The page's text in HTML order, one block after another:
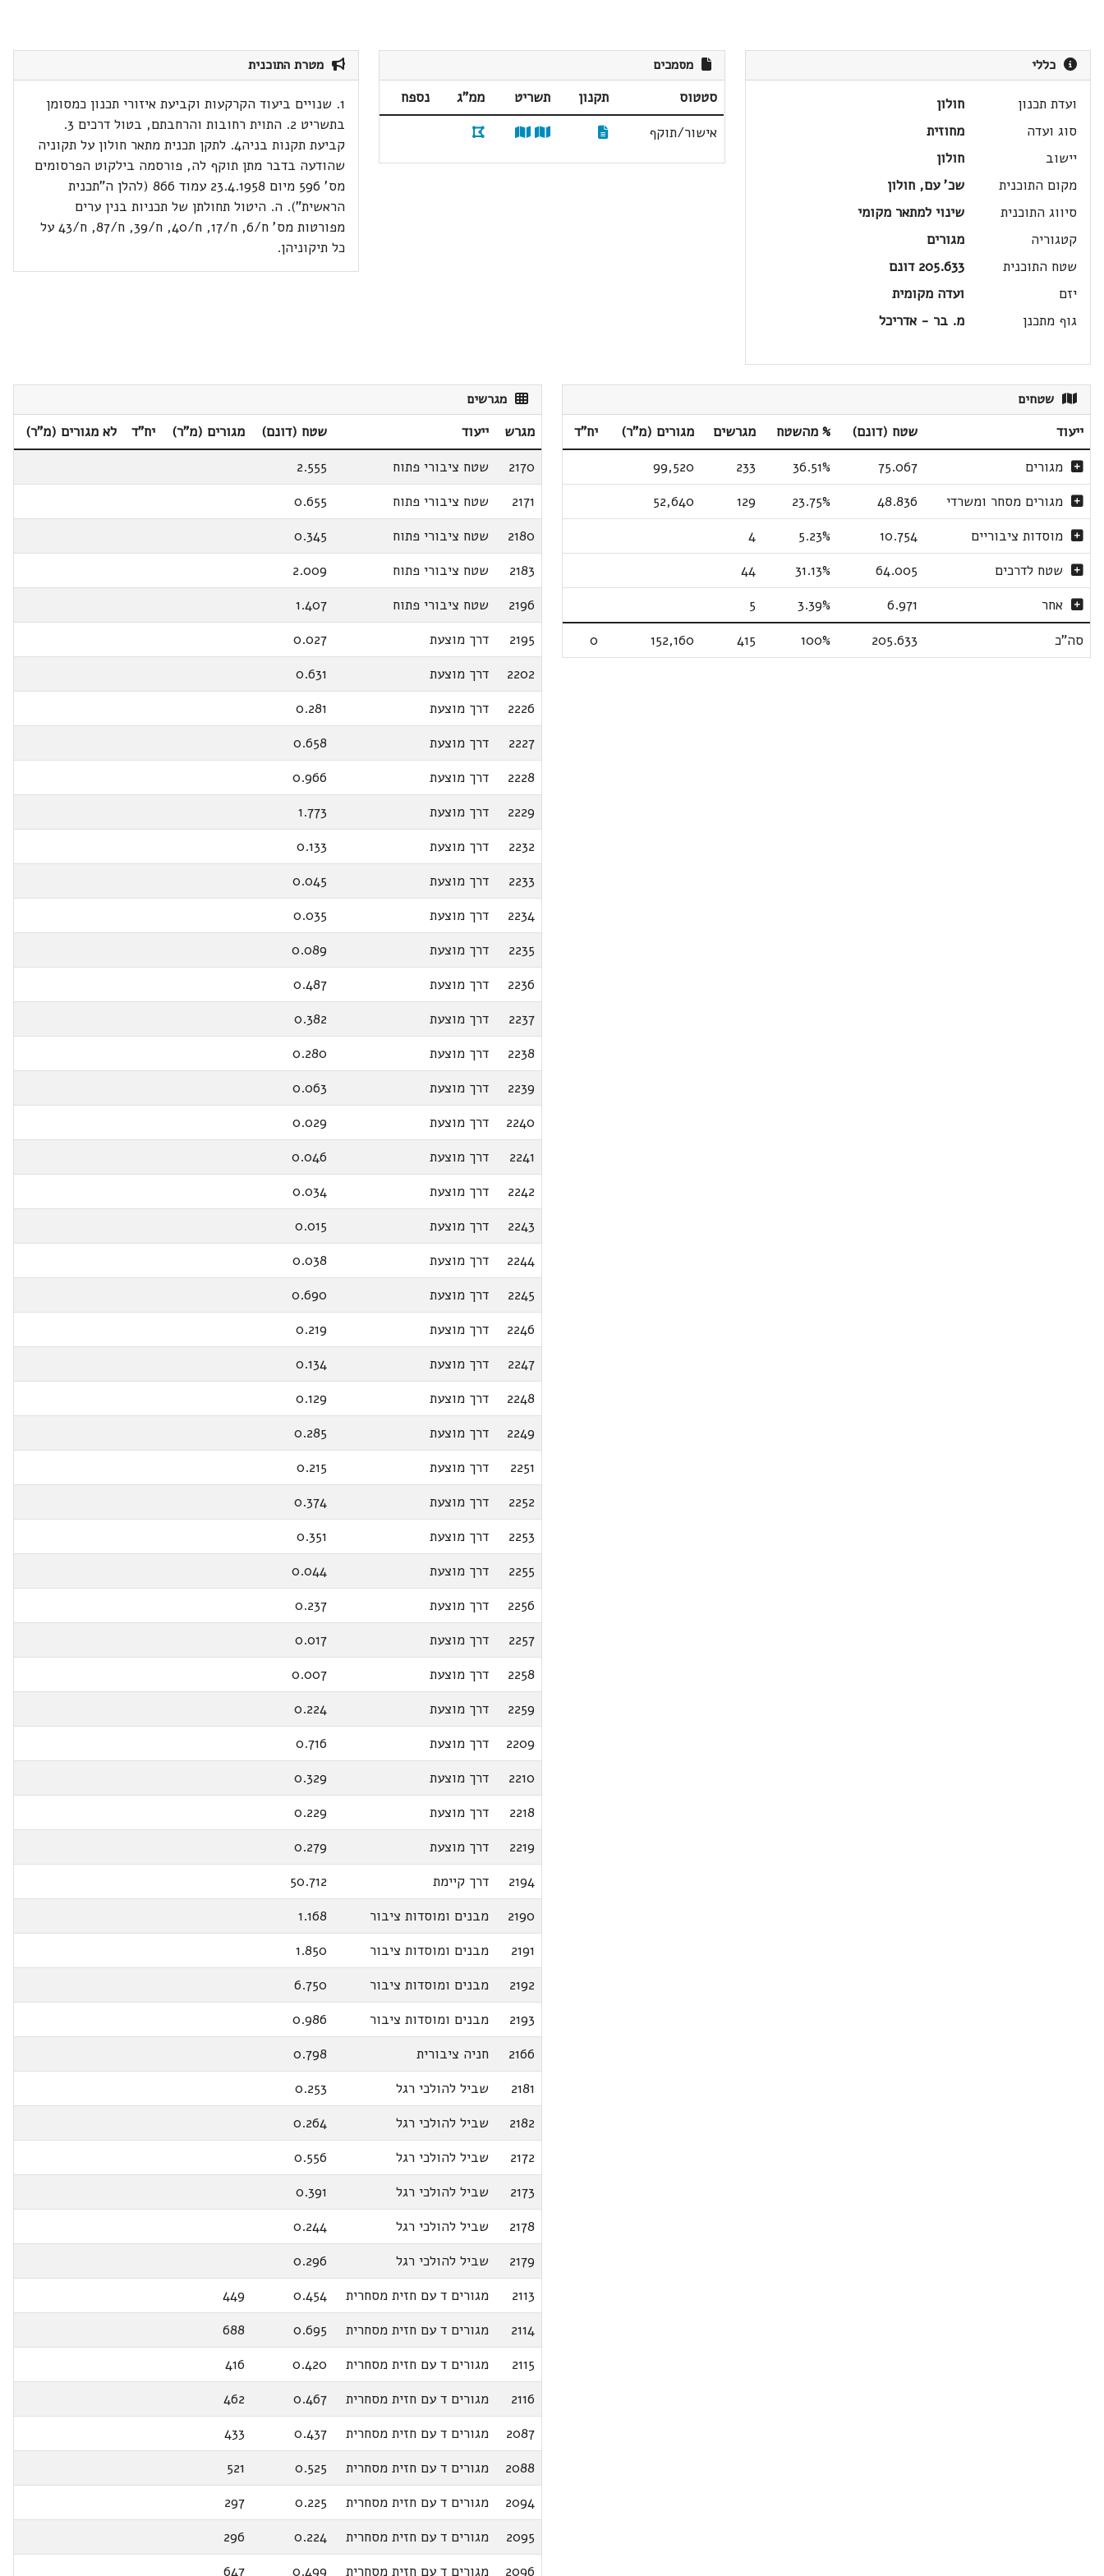
כללי
ועדת תכנון
חולון
סוג ועדה
מחוזית
יישוב
חולון
מקום התוכנית
שכ' עם, חולון
סיווג התוכנית
שינוי למתאר מקומי
קטגוריה
מגורים
שטח התוכנית
205.633 דונם
יזם
ועדה מקומית
גוף מתכנן
מ. בר - אדריכל
מסמכים
סטטוס תקנון תשריט ממ"ג
נספח
אישור/תוקף
מטרת התוכנית
1. שנויים ביעוד הקרקעות וקביעת איזורי תכנון כמסומן
בתשריט 2. התוית רחובות והרחבתם, בטול דרכים 3.
קביעת תקנות בניה4. לתקן תכנית מתאר חולון על תקוניה
שהודעה בדבר מתן תוקף לה, פורסמה בילקוט הפרסומים
מס' 596 מיום 23.4.1958 עמוד 866 (להלן ה"תכנית
הראשית"). ה. היטול תחולתן של תכניות בנין ערים
מפורטות מס' ח/6, ח/17, ח/40, ח/39, ח/87, ח/43 על
כל תיקוניהן.
שטחים
ייעוד שטח (דונם) % מהשטח מגרשים מגורים (מ"ר)
יח"ד
מגורים
75.067
36.51%
233
99,520
מגורים מסחר ומשרדי
48.836
23.75%
129
52,640
מוסדות ציבוריים
10.754
5.23%
4
שטח לדרכים
64.005
31.13%
44
אחר
6.971
3.39%
5
סה"כ
205.633
100%
415
152,160
0
מגרשים
מגרש ייעוד שטח (דונם) מגורים (מ"ר) יח"ד
לא מגורים (מ"ר)
2170
שטח ציבורי פתוח
2.555
2171
שטח ציבורי פתוח
0.655
2180
שטח ציבורי פתוח
0.345
2183
שטח ציבורי פתוח
2.009
2196
שטח ציבורי פתוח
1.407
2195
דרך מוצעת
0.027
2202
דרך מוצעת
0.631
2226
דרך מוצעת
0.281
2227
דרך מוצעת
0.658
2228
דרך מוצעת
0.966
2229
דרך מוצעת
1.773
2232
דרך מוצעת
0.133
2233
דרך מוצעת
0.045
2234
דרך מוצעת
0.035
2235
דרך מוצעת
0.089
2236
דרך מוצעת
0.487
2237
דרך מוצעת
0.382
2238
דרך מוצעת
0.280
2239
דרך מוצעת
0.063
2240
דרך מוצעת
0.029
2241
דרך מוצעת
0.046
2242
דרך מוצעת
0.034
2243
דרך מוצעת
0.015
2244
דרך מוצעת
0.038
2245
דרך מוצעת
0.690
2246
דרך מוצעת
0.219
2247
דרך מוצעת
0.134
2248
דרך מוצעת
0.129
2249
דרך מוצעת
0.285
2251
דרך מוצעת
0.215
2252
דרך מוצעת
0.374
2253
דרך מוצעת
0.351
2255
דרך מוצעת
0.044
2256
דרך מוצעת
0.237
2257
דרך מוצעת
0.017
2258
דרך מוצעת
0.007
2259
דרך מוצעת
0.224
2209
דרך מוצעת
0.716
2210
דרך מוצעת
0.329
2218
דרך מוצעת
0.229
2219
דרך מוצעת
0.279
2194
דרך קיימת
50.712
2190
מבנים ומוסדות ציבור
1.168
2191
מבנים ומוסדות ציבור
1.850
2192
מבנים ומוסדות ציבור
6.750
2193
מבנים ומוסדות ציבור
0.986
2166
חניה ציבורית
0.798
2181
שביל להולכי רגל
0.253
2182
שביל להולכי רגל
0.264
2172
שביל להולכי רגל
0.556
2173
שביל להולכי רגל
0.391
2178
שביל להולכי רגל
0.244
2179
שביל להולכי רגל
0.296
2113
מגורים ד עם חזית מסחרית 0.454
449
2114
מגורים ד עם חזית מסחרית 0.695
688
2115
מגורים ד עם חזית מסחרית 0.420
416
2116
מגורים ד עם חזית מסחרית 0.467
462
2087
מגורים ד עם חזית מסחרית 0.437
433
2088
מגורים ד עם חזית מסחרית 0.525
521
2094
מגורים ד עם חזית מסחרית 0.225
297
2095
מגורים ד עם חזית מסחרית 0.224
296
2096
מגורים ד עם חזית מסחרית 0.499
647